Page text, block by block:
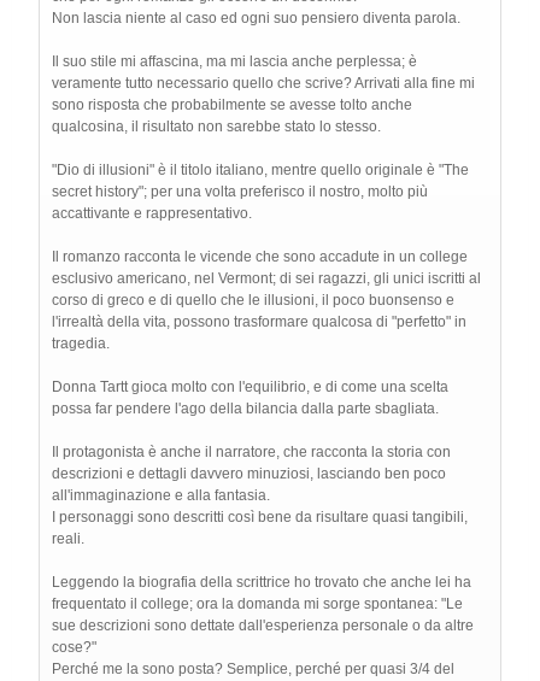
Non lascia niente al caso ed ogni suo pensiero diventa parola.
Il suo stile mi affascina, ma mi lascia anche perplessa; è
veramente tutto necessario quello che scrive? Arrivati alla fine mi
sono risposta che probabilmente se avesse tolto anche
qualcosina, il risultato non sarebbe stato lo stesso.
"Dio di illusioni" è il titolo italiano, mentre quello originale è "The
secret history"; per una volta preferisco il nostro, molto più
accattivante e rappresentativo.
Il romanzo racconta le vicende che sono accadute in un college
esclusivo americano, nel Vermont; di sei ragazzi, gli unici iscritti al
corso di greco e di quello che le illusioni, il poco buonsenso e
l'irrealtà della vita, possono trasformare qualcosa di "perfetto" in
tragedia.
Donna Tartt gioca molto con l'equilibrio, e di come una scelta
possa far pendere l'ago della bilancia dalla parte sbagliata.
Il protagonista è anche il narratore, che racconta la storia con
descrizioni e dettagli davvero minuziosi, lasciando ben poco
all'immaginazione e alla fantasia.
I personaggi sono descritti così bene da risultare quasi tangibili,
reali.
Leggendo la biografia della scrittrice ho trovato che anche lei ha
frequentato il college; ora la domanda mi sorge spontanea: "Le
sue descrizioni sono dettate dall'esperienza personale o da altre
cose?"
Perché me la sono posta? Semplice, perché per quasi 3/4 del